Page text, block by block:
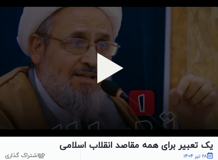
پخش ویدیو
یک تعبیر برای همه مقاصد انقلاب اسلامی
28 تیر 1404 اشتراک گذاری